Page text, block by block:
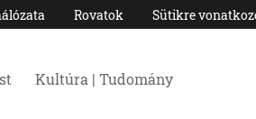
Rovatok Sütikre
Kultúra | Tudomány